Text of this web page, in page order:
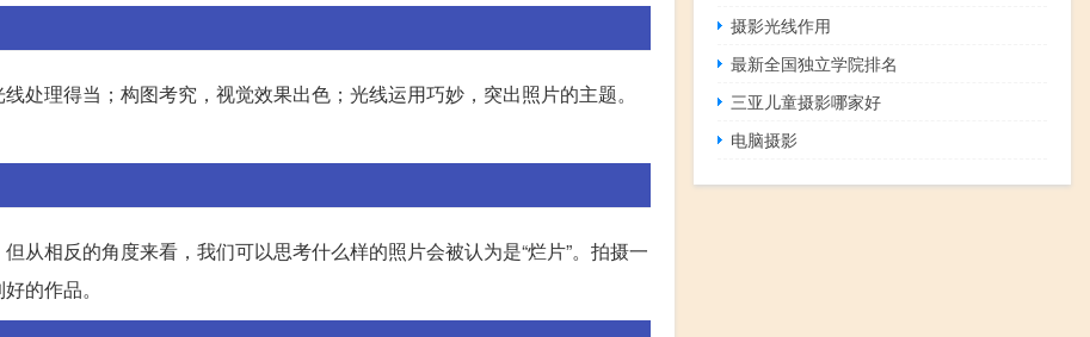
处理得当；构图考究，视觉效果出色；光线运用巧妙，突出照片的主题。
从相反的角度来看，我们可以思考什么样的照片会被认为是“烂片”。拍摄一
的作品。
摄影光线作用
最新全国独立学院排名
三亚儿童摄影哪家好
电脑摄影